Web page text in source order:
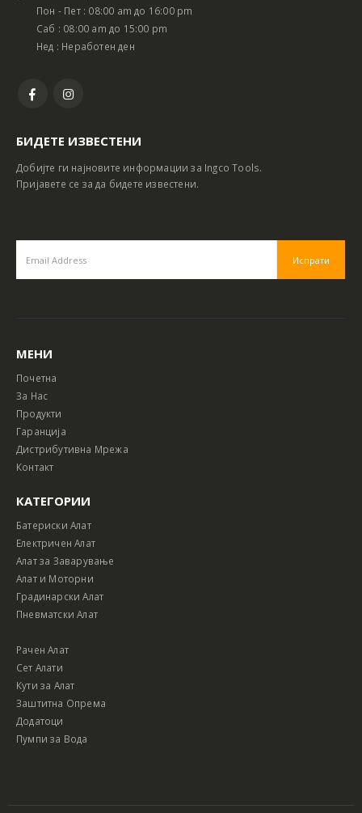
Пон - Пет : 08:00 am до 16:00 pm
Саб : 08:00 am до 15:00 pm
Нед : Неработен ден
БИДЕТЕ ИЗВЕСТЕНИ
Добијте ги најновите информации за Ingco Tools.
Пријавете се за да бидете известени.
МЕНИ
Почетна
За Нас
Продукти
Гаранција
Дистрибутивна Мрежа
Контакт
КАТЕГОРИИ
Батериски Алат
Електричен Алат
Алат за Заварување
Алат и Моторни
Градинарски Алат
Пневматски Алат
Рачен Алат
Сет Алати
Кути за Алат
Заштитна Опрема
Додатоци
Пумпи за Вода